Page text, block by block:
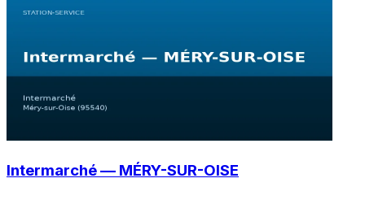
Intermarché — MÉRY-SUR-OISE